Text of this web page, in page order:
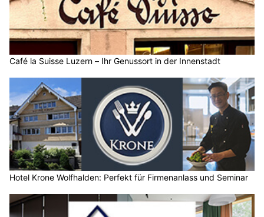
Café la Suisse Luzern – Ihr Genussort in der Innenstadt
Hotel Krone Wolfhalden: Perfekt für Firmenanlass und Seminar